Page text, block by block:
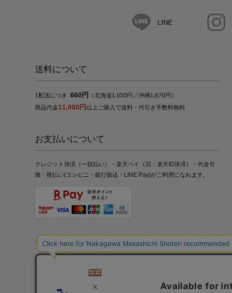
LINE
送料について
1配送につき: 660円
（北海道1,650円／沖縄1,870円）
商品代金11,000円 以上ご購入で送料・代引き手数料無料
お支払いについて
クレジット決済（一括払い）・楽天ペイ（旧：楽天ID決済）・代金引
換・後払い(コンビニ・銀行振込・LINE Pay)がご利用になれます。
プライバシーポリシー